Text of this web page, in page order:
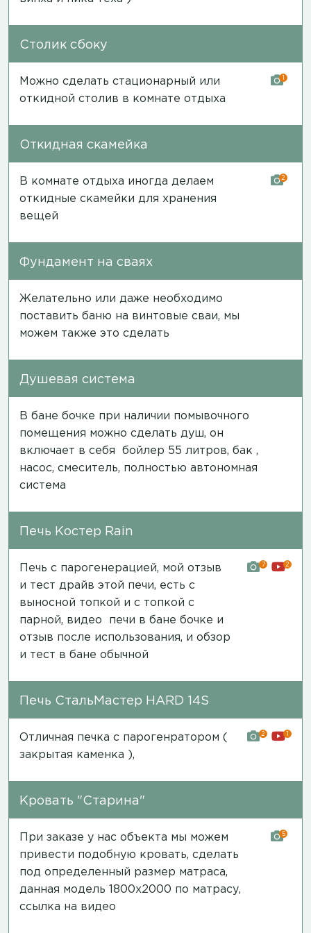
Столик сбоку
Можно сделать стационарный или
откидной столив в комнате отдыха
Откидная скамейка
В комнате отдыха иногда делаем
откидные скамейки для хранения
вещей
2
Фундамент на сваях
Желательно или даже необходимо
поставить баню на винтовые сваи, мы
можем также это сделать
Душевая система
В бане бочке при наличии помывочного
помещения можно сделать душ, он
включает в себя бойлер 55 литров, бак ,
насос, смеситель, полностью автономная
система
Печь Костер Rain
Печь с парогенерацией, мой отзыв
и тест драйв этой печи, есть с
выносной топкой и с топкой с
парной, видео печи в бане бочке и
отзыв после использования, и обзор
и тест в бане обычной
7 2
Печь СтальМастер HARD 14S
Отличная печка с парогенратором (
закрытая каменка ),
2
Кровать "Старина"
При заказе у нас объекта мы можем
привести подобную кровать, сделать
под определенный размер матраса,
данная модель 1800х2000 по матрасу,
ссылка на видео
5